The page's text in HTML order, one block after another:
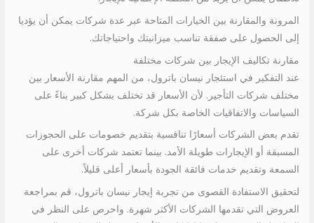
المرونة والمقارنة بين الخيارات المتاحة عبر عدة شركات يمكن أن يؤديا
إلى الحصول على صفقة تناسب ميزانيتك واحتياجاتك.
مقارنة تكاليف الإيجار بين شركات مختلفة
عند التفكير في استئجار نيسان باترول، من المهم مقارنة الأسعار بين
مختلف شركات التأجير. لأن الأسعار قد تختلف بشكل كبير بناءً على
السياسات والاتفاقيات الخاصة بكل شركة.
تقدم بعض الشركات أسعارًا تنافسية بتقديم خصومات على الحجوزات
المسبقة أو الإيجارات طويلة الأمد. بينما تعتمد شركات أخرى على
السمعة وتقديم خدمات فائقة الجودة بأسعار أعلى قليلاً.
لتحقيق الاستفادة القصوى من تجربة إيجار نيسان باترول، قم بمراجعة
العروض التي تقدمها الشركات الأكثر شهرة. واحرص على النظر في